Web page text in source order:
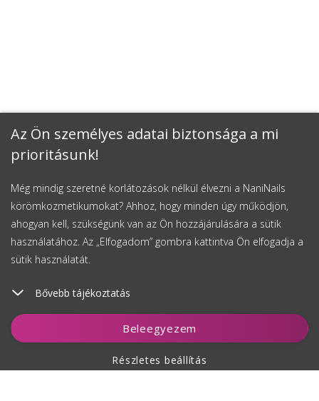
Az Ön személyes adatai biztonsága a mi
prioritásunk!
Még mindig szeretné korlátozások nélkül élvezni a NaniNails
körömkozmetikumokat? Ahhoz, hogy minden úgy működjön,
ahogyan kell, szükségünk van az Ön hozzájárulására a sütik
használatához. Az „Elfogadom” gombra kattintva Ön elfogadja a
sütik használatát.
Bővebb tájékoztatás
Beleegyezem
Részletes beállítás
Kosárhoz ad